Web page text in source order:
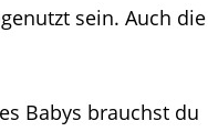
sein. Auch die
Babys brauchst du